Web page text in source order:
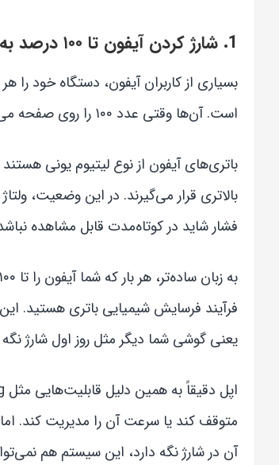
1. شارژ کردن آیفون تا ۱۰۰ درصد به‌صورت مداوم
است. آن‌ها وقتی عدد ۱۰۰ را روی صفحه می‌بینند، احساس اطمینان و آرامش پیدا می‌کنند، اما واقعیت کاملاً متفاوت است.
بالاتری قرار می‌گیرند. در این وضعیت،
فشار شاید در کوتاه‌مدت قابل مشاهده
یعنی گوشی شما دیگر مثل روز اول شارژ
آن در شارژ نگه دارد، این سیستم هم